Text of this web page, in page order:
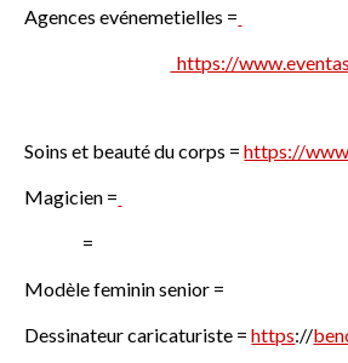
Agences evénemetielles =
https://
Soins et beauté du corps =https://
Magicien =
=
Modèle feminin senior =
Dessinateur caricaturiste =https://